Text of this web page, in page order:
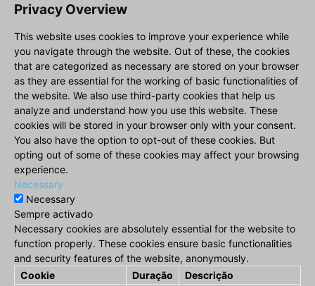
Privacy Overview
This website uses cookies to improve your experience while
you navigate through the website. Out of these, the cookies
that are categorized as necessary are stored on your browser
as they are essential for the working of basic functionalities of
the website. We also use third-party cookies that help us
analyze and understand how you use this website. These
cookies will be stored in your browser only with your consent.
You also have the option to opt-out of these cookies. But
opting out of some of these cookies may affect your browsing
experience.
Necessary
Necessary
Sempre activado
Necessary cookies are absolutely essential for the website to
function properly. These cookies ensure basic functionalities
and security features of the website, anonymously.
Cookie
Duração Descrição